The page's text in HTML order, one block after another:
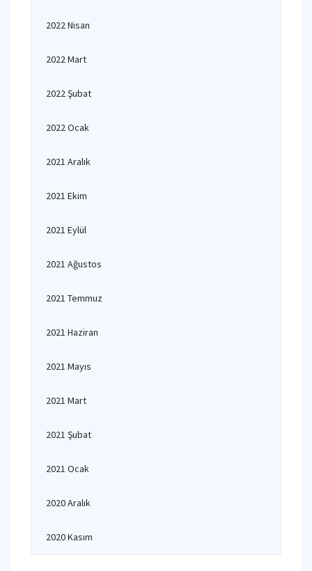
2022 Nisan
2022 Mart
2022 Şubat
2022 Ocak
2021 Aralık
2021 Ekim
2021 Eylül
2021 Ağustos
2021 Temmuz
2021 Haziran
2021 Mayıs
2021 Mart
2021 Şubat
2021 Ocak
2020 Aralık
2020 Kasım